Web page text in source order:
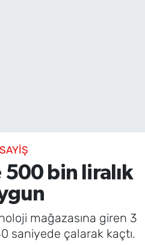
bin liralık
mağazasına giren 3
saniyede çalarak kaçtı.